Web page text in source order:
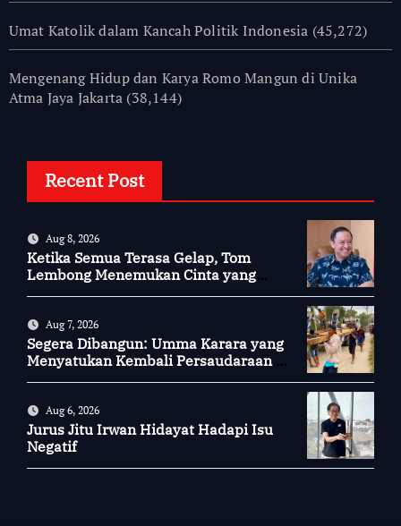
Umat Katolik dalam Kancah Politik Indonesia (45,272)
Mengenang Hidup dan Karya Romo Mangun di Unika
Atma Jaya Jakarta (38,144)
Recent Post
Aug 8, 2026
Ketika Semua Terasa Gelap, Tom
Lembong Menemukan Cinta yang
Aug 7, 2026
Segera Dibangun: Umma Karara yang
Menyatukan Kembali Persaudaraan di
Aug 6, 2026
Jurus Jitu Irwan Hidayat Hadapi Isu
Negatif